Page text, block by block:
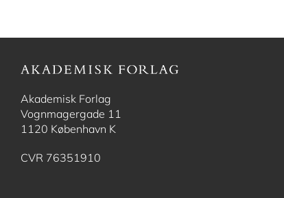
Akademisk Forlag
Vognmagergade 11
1120 København K
CVR 76351910